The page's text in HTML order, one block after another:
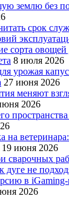
землю без
срок
сорта овощей
8 июля 2026
урожая
27 июня 2026
меняют
2026
на
19 июня 2026
сварочных
дуге не
в iGaming-
2026